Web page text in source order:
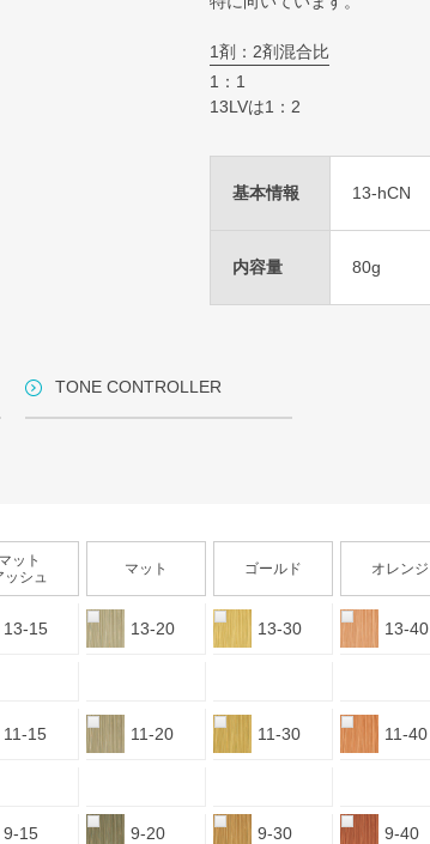
1剤：2剤混合比
1：1
13LVは1：2
基本情報 13-hCN
内容量 80g
TONE CONTROLLER
マット
ッシュ
マット ゴールド オレンジ
13-15 13-20 13-30 13-40
11-15 11-20 11-30 11-40
9-15 9-20 9-30 9-40